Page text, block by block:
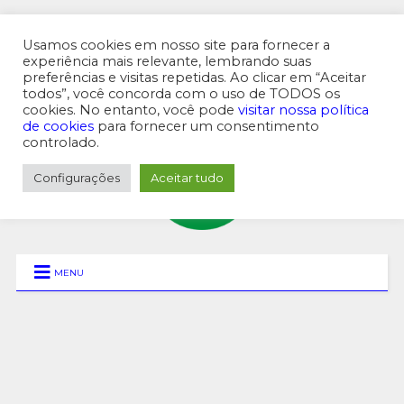
MENU SUPERIOR
MENU
Usamos cookies em nosso site para fornecer a
experiência mais relevante, lembrando suas
preferências e visitas repetidas. Ao clicar em “Aceitar
todos”, você concorda com o uso de TODOS os
cookies. No entanto, você pode visitar nossa política
de cookies para fornecer um consentimento
controlado.
Configurações Aceitar tudo